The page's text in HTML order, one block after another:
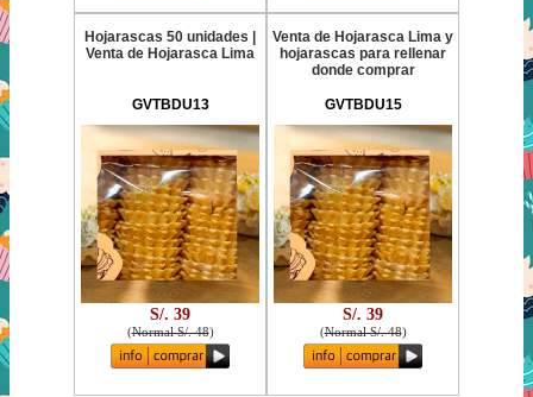
Hojarascas 50 unidades |
Venta de Hojarasca Lima
GVTBDU13
S/. 39
(Normal S/. 48)
Venta de Hojarasca Lima y
hojarascas para rellenar
donde comprar
GVTBDU15
S/. 39
(Normal S/. 48)